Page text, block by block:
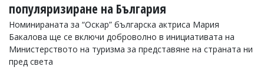
популяризиране на България
Номинираната за “Оскар” българска актриса Мария
Бакалова ще се включи доброволно в инициативата на
Министерството на туризма за представяне на страната ни
пред света